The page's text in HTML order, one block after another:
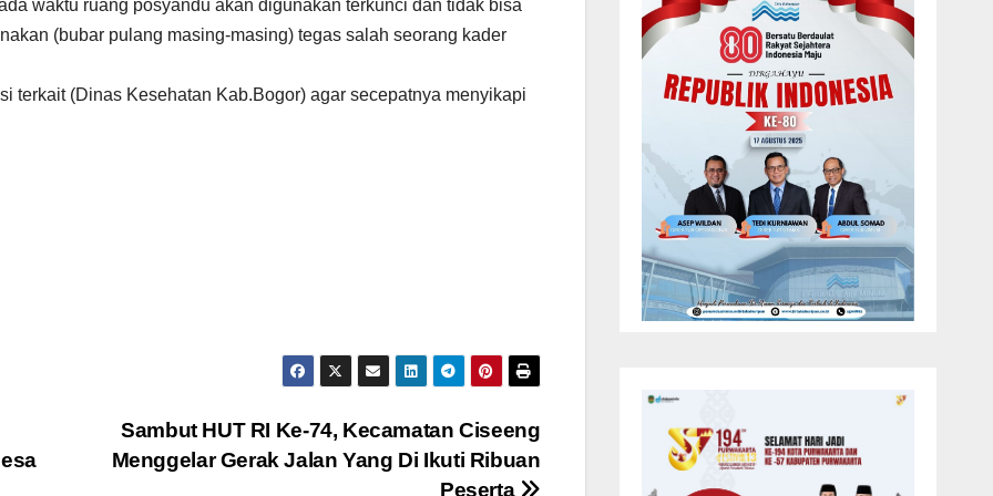
waktu ruang posyandu akan digunakan terkunci dan tidak bisa
(bubar pulang masing-masing) tegas salah seorang kader
terkait (Dinas Kesehatan Kab.Bogor) agar secepatnya menyikapi
Sambut HUT RI Ke-74, Kecamatan Ciseeng
Menggelar Gerak Jalan Yang Di Ikuti Ribuan
Peserta